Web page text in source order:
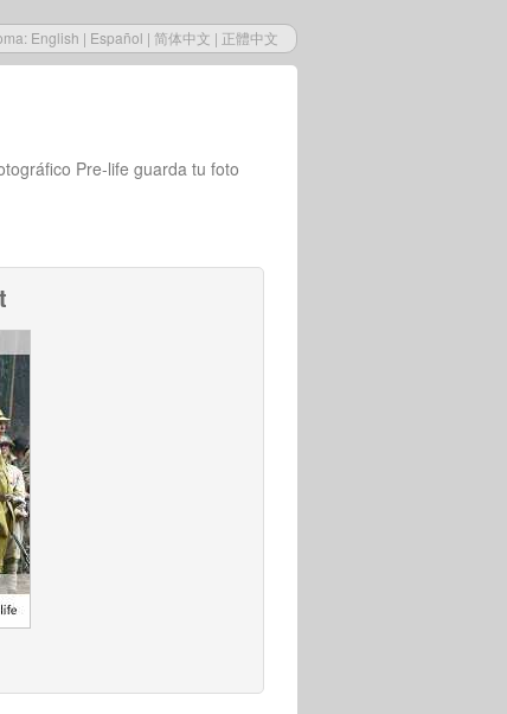
English | Español | 简体中文 | 正體中文
Pre-life guarda tu foto